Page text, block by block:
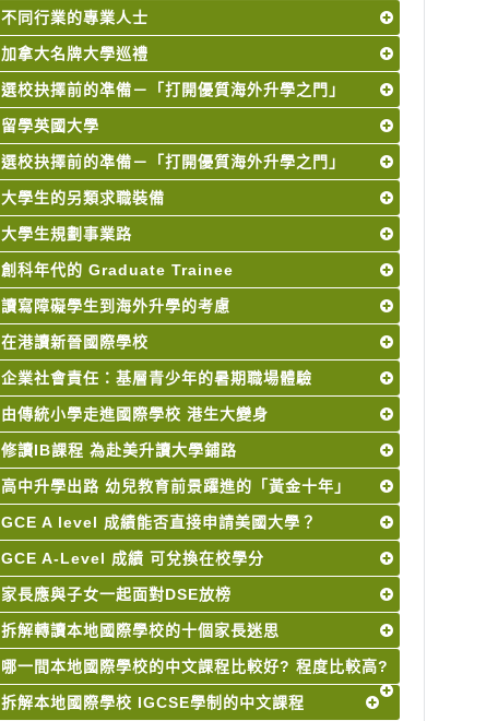
不同行業的專業人士
加拿大名牌大學巡禮
選校抉擇前的凖備－「打開優質海外升學之門」
留學英國大學
選校抉擇前的凖備－「打開優質海外升學之門」
大學生的另類求職裝備
大學生規劃事業路
創科年代的 Graduate Trainee
讀寫障礙學生到海外升學的考慮
在港讀新晉國際學校
企業社會責任：基層青少年的暑期職場體驗
由傳統小學走進國際學校 港生大變身
修讀IB課程 為赴美升讀大學鋪路
高中升學出路 幼兒教育前景躍進的「黃金十年」
GCE A level 成績能否直接申請美國大學？
GCE A-Level 成績 可兌換在校學分
家長應與子女一起面對DSE放榜
拆解轉讀本地國際學校的十個家長迷思
哪一間本地國際學校的中文課程比較好? 程度比較高?
拆解本地國際學校 IGCSE學制的中文課程